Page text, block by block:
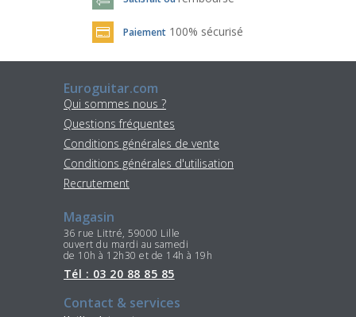
Paiement 100% sécurisé
Euroguitar.com
Qui sommes nous ?
Questions fréquentes
Conditions générales de vente
Conditions générales d'utilisation
Recrutement
Magasin
36 rue Littré, 59000 Lille
ouvert du mardi au samedi
de 10h à 12h30 et de 14h à 19h
Tél : 03 20 88 85 85
Contact & services